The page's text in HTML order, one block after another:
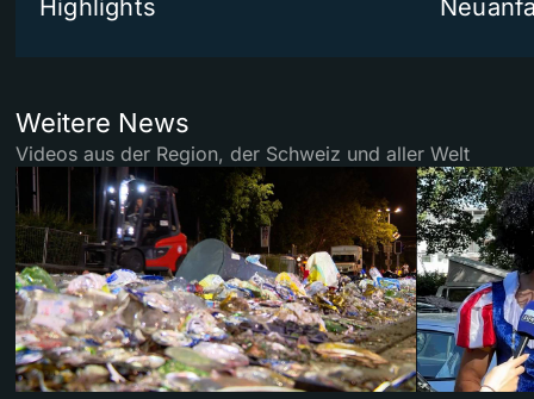
Highlights
Weitere News
Videos aus der Region, der Schweiz und aller Welt